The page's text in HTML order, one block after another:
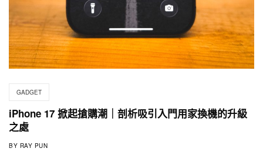
GADGET
iPhone 17 掀起搶購潮｜剖析吸引入門用家換機的升級
之處
BY RAY PUN